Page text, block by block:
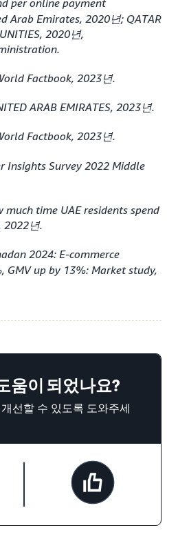
per online payment
Arab Emirates, 2020년; QATAR
2020년,
Factbook, 2023년.
ARAB EMIRATES, 2023년.
Factbook, 2023년.
Insights Survey 2022 Middle
much time UAE residents spend
2022년.
2024: E-commerce
GMV up by 13%: Market study,
움이 되었나요?
선할 수 있도록 도와주세